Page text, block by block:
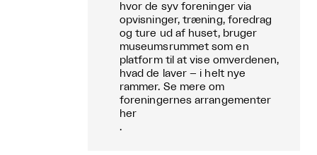
hvor de syv foreninger via
opvisninger, træning, foredrag
og ture ud af huset, bruger
museumsrummet som en
platform til at vise omverdenen,
hvad de laver – i helt nye
rammer. Se mere om
foreningernes arrangementer
her
.